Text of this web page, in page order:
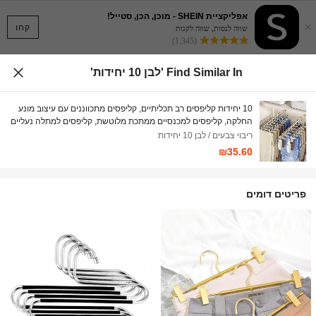
קחו ×
אפליקציית SHEIN - מוכן, הכן, סטייל!
שווה לנסות, שווה לקנות
(1,345)
Find Similar In 'לבן 10 יחידות'
10 יחידות קליפסים רב תכליתיים, קליפסים מתכווננים עם עיצוב מונע
החלקה, קליפסים למכנסיים ממתכת מלוטשת, קליפסים למתלה נעליים
נייד, מתאים לחנויות בגדים ולשימוש ביתי, קליפסים נגד שריטות
ריבוי צבעים / לבן 10 יחידות
₪35.60
פריטים דומים